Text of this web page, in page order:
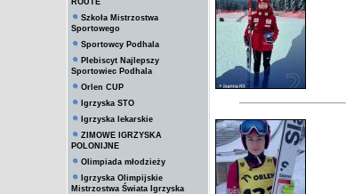
ROUTE
Szkoła Mistrzostwa
Sportowego
Sportowcy Podhala
Plebiscyt Najlepszy
Sportowiec Podhala
Orlen CUP
Igrzyska STO
Igrzyska lekarskie
ZIMOWE IGRZYSKA
POLONIJNE
Olimpiada młodzieży
Igrzyska Olimpijskie
Mistrzostwa Świata Igrzyska